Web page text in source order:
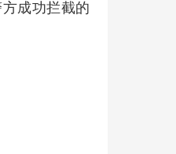
成功拦截的